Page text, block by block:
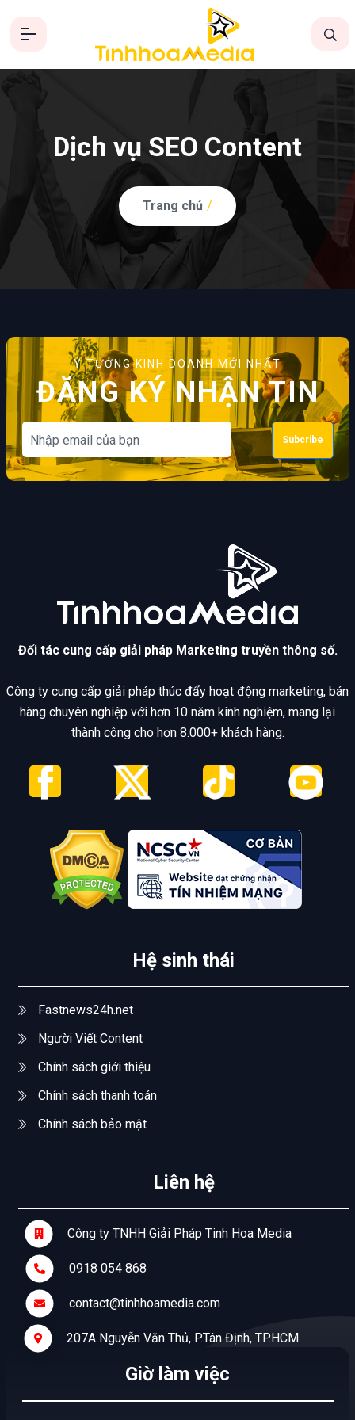
Dịch vụ SEO Content
Trang chủ /
Ý TƯỞNG KINH DOANH MỚI NHẤT
ĐĂNG KÝ NHẬN TIN
Subcribe
Đối tác cung cấp giải pháp Marketing truyền thông số.
Công ty cung cấp giải pháp thúc đẩy hoạt động marketing, bán
hàng chuyên nghiệp với hơn 10 năm kinh nghiệm, mang lại
thành công cho hơn 8.000+ khách hàng.
Hệ sinh thái
Fastnews24h.net
Người Viết Content
Chính sách giới thiệu
Chính sách thanh toán
Chính sách bảo mật
Liên hệ
Công ty TNHH Giải Pháp Tinh Hoa Media
0918 054 868
contact@tinhhoamedia.com
207A Nguyễn Văn Thủ, P.Tân Định, TP.HCM
Giờ làm việc